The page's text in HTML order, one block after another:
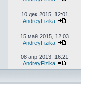
10 дек 2015, 12:01
AndreyFizika
15 май 2015, 12:03
AndreyFizika
08 апр 2013, 16:21
AndreyFizika